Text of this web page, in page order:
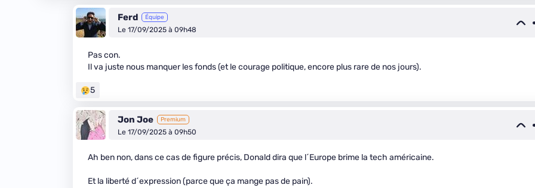
Ferd Équipe
Le 17/09/2025 à 09h48
Pas con.
Il va juste nous manquer les fonds (et le courage politique, encore plus rare de nos jours).
5
Jon Joe Premium
Le 17/09/2025 à 09h50
Ah ben non, dans ce cas de figure précis, Donald dira que l´Europe brime la tech américaine.
Et la liberté d´expression (parce que ça mange pas de pain).